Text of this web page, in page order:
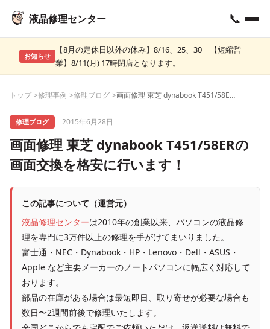
液晶修理センター 📞
お知らせ
【8月の定休日以外の休み】8/16、25、30 【短縮営
業】8/11(月) 17時閉店となります。
トップ 修理事例 修理ブログ 画面修理 東芝 dynabook T451/58ERの画面交換を格安に行います！
修理ブログ 2015年6月28日
画面修理 東芝 dynabook T451/58ERの
画面交換を格安に行います！
この記事について（運営元）
液晶修理センターは2010年の創業以来、パソコンの液晶修
理を専門に3万件以上の修理を手がけてまいりました。
富士通・NEC・Dynabook・HP・Lenovo・Dell・ASUS・
Apple など主要メーカーのノートパソコンに幅広く対応して
おります。
部品の在庫がある場合は最短即日、取り寄せが必要な場合も
数日〜2週間前後で修理いたします。